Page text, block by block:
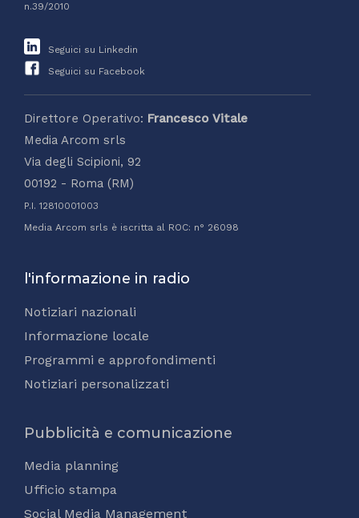
n.39/2010
Seguici su Linkedin
Seguici su Facebook
Direttore Operativo: Francesco Vitale
Media Arcom srls
Via degli Scipioni, 92
00192 - Roma (RM)
P.I. 12810001003
Media Arcom srls è iscritta al ROC: n° 26098
l'informazione in radio
Notiziari nazionali
Informazione locale
Programmi e approfondimenti
Notiziari personalizzati
Pubblicità e comunicazione
Media planning
Ufficio stampa
Social Media Management